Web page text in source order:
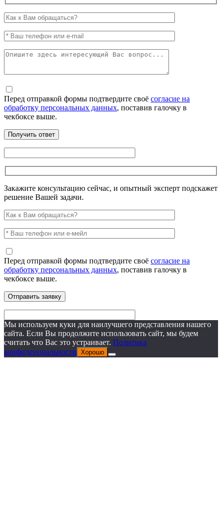
Перед отправкой формы подтвердите своё согласие на
обработку персональных данных, поставив галочку в
чекбоксе выше.
Закажите консультацию сейчас, и опытный эксперт подскажет
решение Вашей задачи.
Перед отправкой формы подтвердите своё согласие на
обработку персональных данных, поставив галочку в
чекбоксе выше.
Мы используем куки для наилучшего представления нашего
сайта. Если Вы продолжите использовать сайт, мы будем
считать что Вас это устраивает. Политика
конфиденциальности Хорошо